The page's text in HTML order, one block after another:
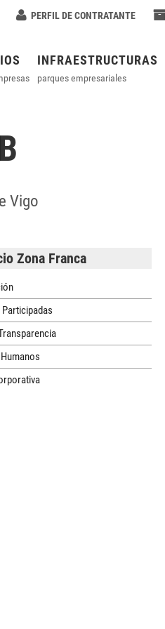
PERFIL DE CONTRATANTE
INFRAESTRUCTURAS
parques empresariales
Vigo
Zona Franca